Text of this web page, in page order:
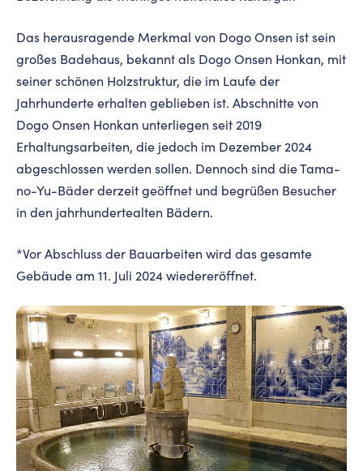
Das herausragende Merkmal von Dogo Onsen ist sein
großes Badehaus, bekannt als Dogo Onsen Honkan, mit
seiner schönen Holzstruktur, die im Laufe der
Jahrhunderte erhalten geblieben ist. Abschnitte von
Dogo Onsen Honkan unterliegen seit 2019
Erhaltungsarbeiten, die jedoch im Dezember 2024
abgeschlossen werden sollen. Dennoch sind die Tama-
no-Yu-Bäder derzeit geöffnet und begrüßen Besucher
in den jahrhundertealten Bädern.
*Vor Abschluss der Bauarbeiten wird das gesamte
Gebäude am 11. Juli 2024 wiedereröffnet.